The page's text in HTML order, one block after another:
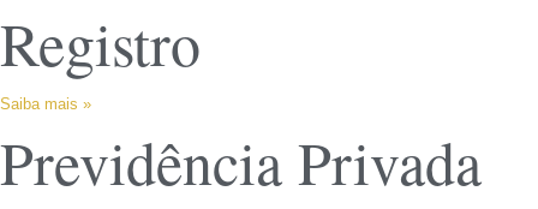
Registro
Saiba mais »
Previdência Privada